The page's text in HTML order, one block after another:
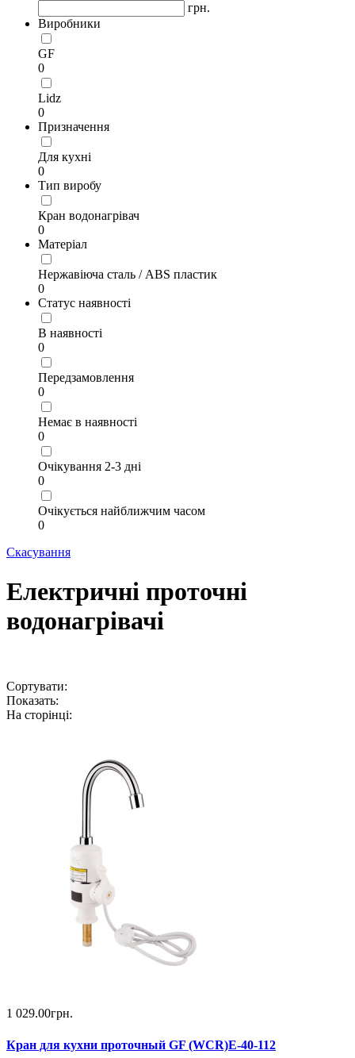
грн.
Виробники
GF
0
Lidz
0
Призначення
Для кухні
0
Тип виробу
Кран водонагрівач
0
Матеріал
Нержавіюча сталь / АВS пластик
0
Статус наявності
В наявності
0
Передзамовлення
0
Немає в наявності
0
Очікування 2-3 дні
0
Очікується найближчим часом
0
Скасування
Електричні проточні
водонагрівачі
Сортувати:
Показать:
На сторінці:
1 029.00грн.
Кран для кухни проточный GF (WCR)E-40-112